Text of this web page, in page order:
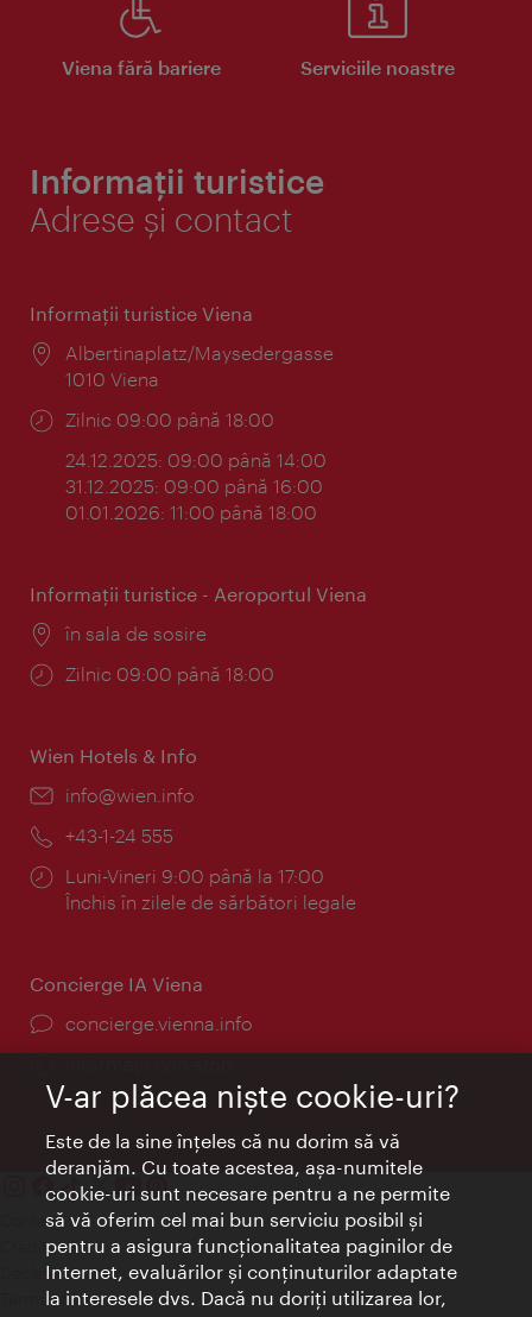
Viena fără bariere Serviciile noastre
Informații turistice
Adrese și contact
Informaţii turistice Viena
Locul:
Albertinaplatz/Maysedergasse
1010 Viena
Program:
Zilnic 09:00 până 18:00
24.12.2025: 09:00 până 14:00
31.12.2025: 09:00 până 16:00
01.01.2026: 11:00 până 18:00
Informaţii turistice - Aeroportul Viena
Locul:
în sala de sosire
Program:
Zilnic 09:00 până 18:00
Wien Hotels & Info
E-
info@wien.info
Telefon:
+43-1-24 555
Program:
Luni-Vineri 9:00 până la 17:00
Închis în zilele de sărbători legale
Concierge IA Viena
concierge.vienna.info
Contact
Credits
Declaraţie privind protecţia datelor
Terms of Use
V-ar plăcea nişte cookie-uri?
Este de la sine înţeles că nu dorim să vă
deranjăm. Cu toate acestea, aşa-numitele
cookie-uri sunt necesare pentru a ne permite
să vă oferim cel mai bun serviciu posibil şi
pentru a asigura funcţionalitatea paginilor de
Internet, evaluărilor şi conţinuturilor adaptate
la interesele dvs. Dacă nu doriţi utilizarea lor,